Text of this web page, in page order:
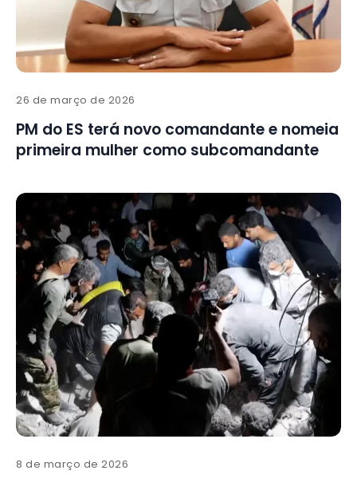
26 de março de 2026
PM do ES terá novo comandante e nomeia
primeira mulher como subcomandante
8 de março de 2026